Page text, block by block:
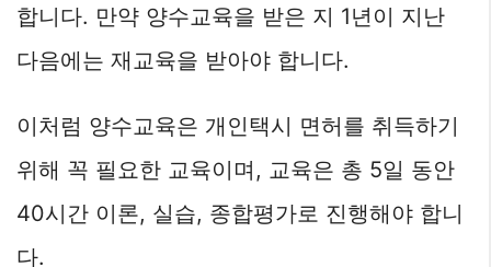
합니다. 만약 양수교육을 받은 지 1년이 지난
다음에는 재교육을 받아야 합니다.
이처럼 양수교육은 개인택시 면허를 취득하기
위해 꼭 필요한 교육이며, 교육은 총 5일 동안
40시간 이론, 실습, 종합평가로 진행해야 합니
다.